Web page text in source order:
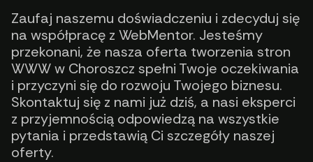
Zaufaj naszemu doświadczeniu i zdecyduj się
na współpracę z WebMentor. Jesteśmy
przekonani, że nasza oferta tworzenia stron
WWW w Choroszcz spełni Twoje oczekiwania
i przyczyni się do rozwoju Twojego biznesu.
Skontaktuj się z nami już dziś, a nasi eksperci
z przyjemnością odpowiedzą na wszystkie
pytania i przedstawią Ci szczegóły naszej
oferty.